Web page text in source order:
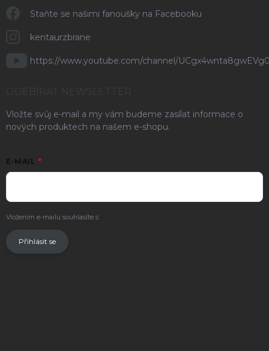
Staňte se našimi fanoušky na Facebooku
kentaurzbrane
https://www.youtube.com/channel/
ODEBÍRAT NEWSLETTER
Vložte svůj e-mail a my vám budeme zasílat informace o
nových produktech na našem e-shopu.
E-MAIL
Vložením e-mailu souhlasíte s .
Přihlásit se